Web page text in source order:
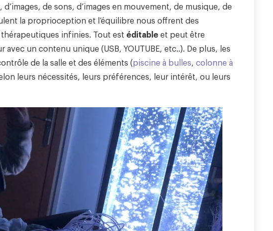
de sons, d’images en mouvement, de musique, de
la proprioception et l’équilibre nous offrent des
infinies. Tout est éditableet peut être
avec un contenu unique (USB, YOUTUBE, etc..). De plus, les
de la salle et des éléments (piscine à bulles,colonne à
leurs nécessités, leurs préférences, leur intérêt, ou leurs